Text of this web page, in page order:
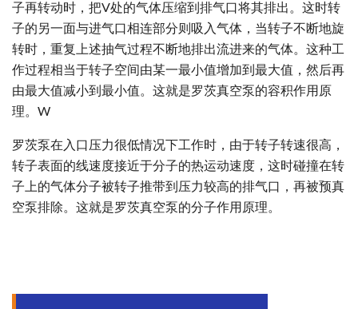
子再转动时，把V处的气体压缩到排气口将其排出。这时转
子的另一面与进气口相连部分则吸入气体，当转子不断地旋
转时，重复上述抽气过程不断地排出流进来的气体。这种工
作过程相当于转子空间由某一最小值增加到最大值，然后再
由最大值减小到最小值。这就是罗茨真空泵的容积作用原
理。W
罗茨泵在入口压力很低情况下工作时，由于转子转速很高，
转子表面的线速度接近于分子的热运动速度，这时碰撞在转
子上的气体分子被转子推带到压力较高的排气口，再被预真
空泵排除。这就是罗茨真空泵的分子作用原理。